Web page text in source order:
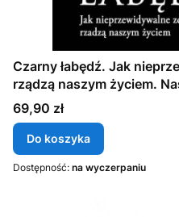
Czarny łabędź. Jak
Cena
69,90 zł
Do koszyka
Dostępność: na wyczerpaniu